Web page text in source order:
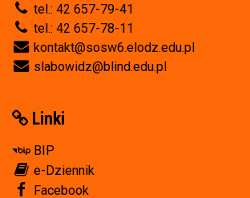
tel.: 42 657-79-41
tel.: 42 657-78-11
kontakt@sosw6.elodz.edu.pl
slabowidz@blind.edu.pl
Linki
BIP
e-Dziennik
Facebook